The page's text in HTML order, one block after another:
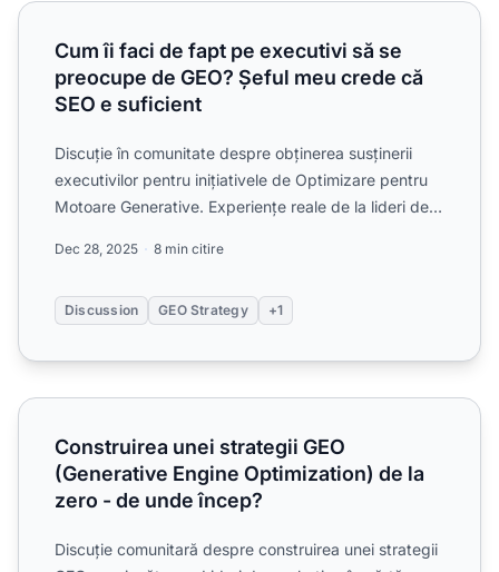
Cum îi faci de fapt pe executivi să se preocupe de GEO?
Cum îi faci de fapt pe executivi să se
preocupe de GEO? Șeful meu crede că
SEO e suficient
Discuție în comunitate despre obținerea susținerii
executivilor pentru inițiativele de Optimizare pentru
Motoare Generative. Experiențe reale de la lideri de
Dec 28, 2025 8 min citire
Discussion GEO Strategy +1
Construirea unei strategii GEO (Generative Engine
Construirea unei strategii GEO
(Generative Engine Optimization) de la
zero - de unde încep?
Discuție comunitară despre construirea unei strategii